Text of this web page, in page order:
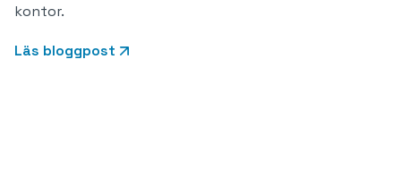
kontor.
Läs bloggpost